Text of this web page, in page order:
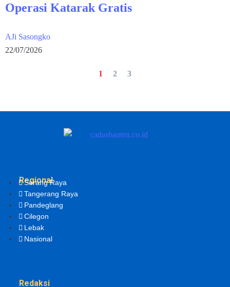
Operasi Katarak Gratis
AJi Sasongko
22/07/2026
1 2 3
Regional
Serang Raya
Tangerang Raya
Pandeglang
Cilegon
Lebak
Nasional
Redaksi